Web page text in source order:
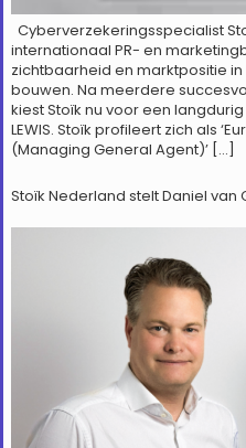
Cyberverzekeringsspecialist
internationaal PR- en
zichtbaarheid en marktpositie
bouwen. Na meerdere
kiest Stoïk nu voor een
LEWIS. Stoïk profileert zich als
(Managing General Agent)’ […]
Stoïk Nederland stelt Daniel